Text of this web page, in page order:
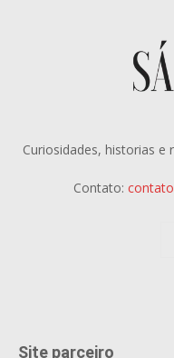
Curiosidades, historias e
Contato:
Site parceiro